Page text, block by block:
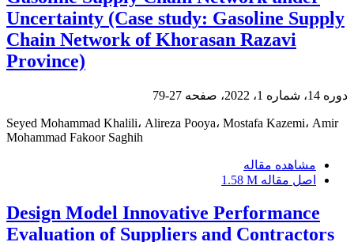
Uncertainty (Case study: Gasoline Supply
Chain Network of Khorasan Razavi
Province)
دوره 14، شماره 1، 2022، صفحه 27-79
Seyed Mohammad Khalili، Alireza Pooya، Mostafa Kazemi، Amir
Mohammad Fakoor Saghih
مشاهده مقاله
اصل مقاله 1.58 M
Design Model Innovative Performance
Evaluation of Suppliers and Contractors